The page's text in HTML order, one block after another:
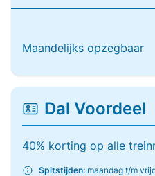
Maandelijks opzegbaar
Dal Voordeel
40% korting op alle
Spitstijden: maandag t/m